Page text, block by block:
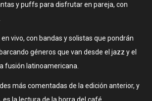
y puffs para disfrutar en pareja, con
vivo, con bandas y solistas que pondrán
géneros que van desde el jazz y el
fusión latinoamericana.
más comentadas de la edición anterior, y